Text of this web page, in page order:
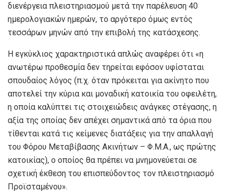
διενέργεια πλειστηριασμού μετά την παρέλευση 40
ημερολογιακών ημερών, το αργότερο όμως εντός
τεσσάρων μηνών από την επιβολή της κατάσχεσης.
Η εγκύκλιος χαρακτηριστικά απλώς αναφέρει ότι «η
ανωτέρω προθεσμία δεν τηρείται εφόσον υφίσταται
σπουδαίος λόγος (π.χ. όταν πρόκειται για ακίνητο που
αποτελεί την κύρια και μοναδική κατοικία του οφειλέτη,
η οποία καλύπτει τις στοιχειώδεις ανάγκες στέγασης, η
αξία της οποίας δεν απέχει σημαντικά από τα όρια που
τίθενται κατά τις κείμενες διατάξεις για την απαλλαγή
του Φόρου Μεταβίβασης Ακινήτων – Φ.Μ.Α., ως πρώτης
κατοικίας), ο οποίος θα πρέπει να μνημονεύεται σε
σχετική έκθεση του επισπεύδοντος τον πλειστηριασμό
Προϊσταμένου».